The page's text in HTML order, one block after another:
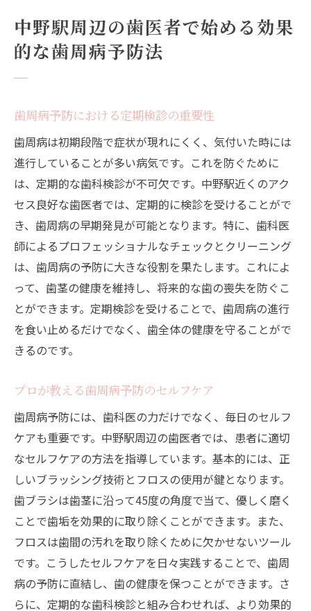
し
アクセス抜群の中野駅で選ぶべき歯医者のポイ
中野駅近くの歯医者が提供するサービス一
覧
口コミで評判の中野駅の歯医者を選ぶ方法
初診に必要な準備と確認事項
駅近のメリットを活かした通院習慣の形成
歯医者選びで見落としがちなポイント
忙しいあなたに最適な中野駅の歯医者で歯周病
対策
忙しい生活でも可能な歯周病予防法
時間を有効活用するための通院スケジュー
ル
プロが教える効率的な歯周病対策
通院が楽になる歯医者の選び方
通いやすい中野駅の歯医者で健康な歯を保つ方
法
長期的な健康を支える定期ケアの重要性
歯の健康を守るための生活習慣
中野駅近くで受けられる予防歯科
専門家が推奨する歯のメンテナンス法
予防歯科で得られるメリットと効果
中野駅周辺の歯医者で始める効果
的な歯周病予防法
歯周病予防における定期検診の重要性
歯周病は初期段階で症状が現れにくく、気付いた時には
進行していることが多い病気です。これを防ぐために
は、定期的な歯科検診が不可欠です。中野駅近くのアク
セス良好な歯医者では、定期的に検診を受けることがで
き、歯周病の早期発見が可能となります。特に、歯科医
師によるプロフェッショナルなチェックとクリーニング
は、歯周病の予防に大きな役割を果たします。これによ
って、歯茎の健康を維持し、将来的な歯の喪失を防ぐこ
とができます。定期検診を受けることで、歯周病の進行
を食い止めるだけでなく、歯全体の健康を守ることがで
きるのです。
プロが教える歯周病予防のセルフケア
歯周病予防には、歯科医の力だけでなく、毎日のセルフ
ケアも重要です。中野駅周辺の歯医者では、患者に適切
なセルフケアの方法を指導しています。基本的には、正
しいブラッシング技術とフロスの使用が鍵となります。
歯ブラシは歯茎に沿って45度の角度で当て、優しく磨く
ことで歯垢を効果的に取り除くことができます。また、
フロスは歯間の汚れを取り除くために欠かせないツール
です。こうしたセルフケアを日々実践することで、歯周
病の予防に直結し、歯の健康を保つことができます。さ
らに、定期的な歯科検診と組み合わせれば、より効果的